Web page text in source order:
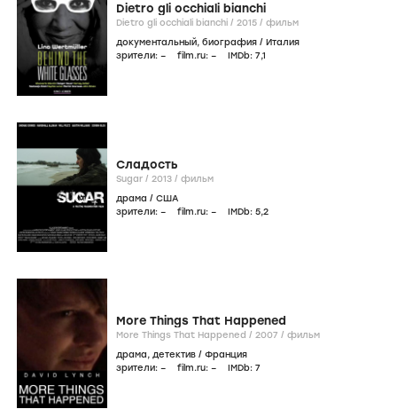
Dietro gli occhiali bianchi
Dietro gli occhiali bianchi / 2015 / фильм
документальный, биография / Италия
зрители: – film.ru: – IMDb: 7,1
Сладость
Sugar / 2013 / фильм
драма / США
зрители: – film.ru: – IMDb: 5,2
More Things That Happened
More Things That Happened / 2007 / фильм
драма, детектив / Франция
зрители: – film.ru: – IMDb: 7